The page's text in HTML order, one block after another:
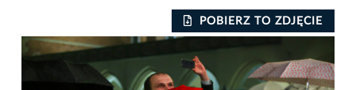
POBIERZ TO ZDJĘCIE